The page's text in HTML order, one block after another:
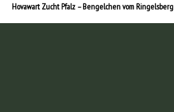
Hovawart Zucht Pfalz – Bengelchen vom Ringelsberg